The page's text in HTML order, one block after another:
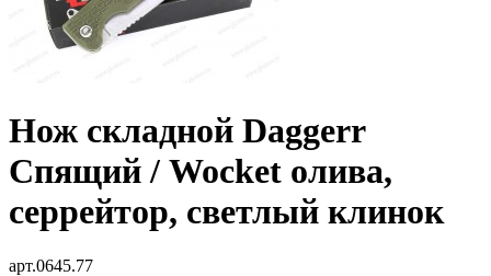
Нож складной Daggerr
Спящий / Wocket олива,
серрейтор, светлый клинок
арт.0645.77